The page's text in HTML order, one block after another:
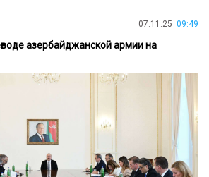
07.11.25 09:49
азербайджанской армии на